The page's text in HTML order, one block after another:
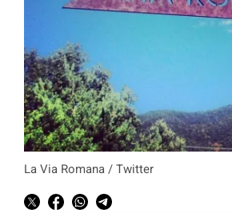
La Via Romana / Twitter